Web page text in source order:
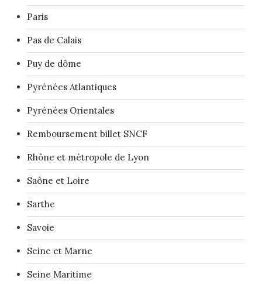
Paris
Pas de Calais
Puy de dôme
Pyrénées Atlantiques
Pyrénées Orientales
Remboursement billet SNCF
Rhône et métropole de Lyon
Saône et Loire
Sarthe
Savoie
Seine et Marne
Seine Maritime